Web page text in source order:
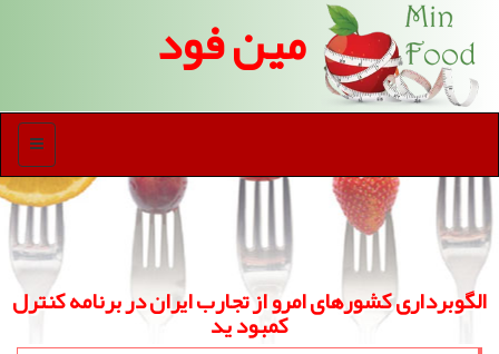
مین فود
منو
الگوبرداری كشورهای امرو از تجارب ایران در برنامه كنترل
كمبود ید